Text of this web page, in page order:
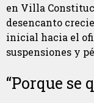
en Villa
desencanto
inicial hacia el
suspensiones y
“Porque se